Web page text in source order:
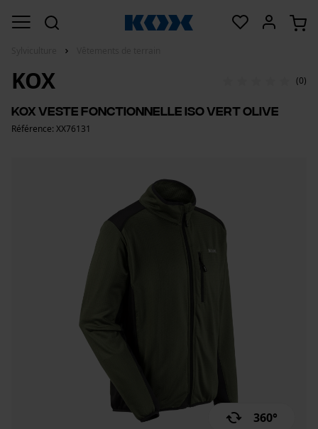
360°
KOX (0)
KOX Veste fonctionnelle Iso Vert olive
Référence: XX76131